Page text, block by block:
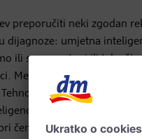
preporučiti neki zgodan
dijagnoze: umjetna
ili su monotoni ili tako
Mediji sve više
stručnjakinja
i diverzitetu. Ova
čemu su prava žena